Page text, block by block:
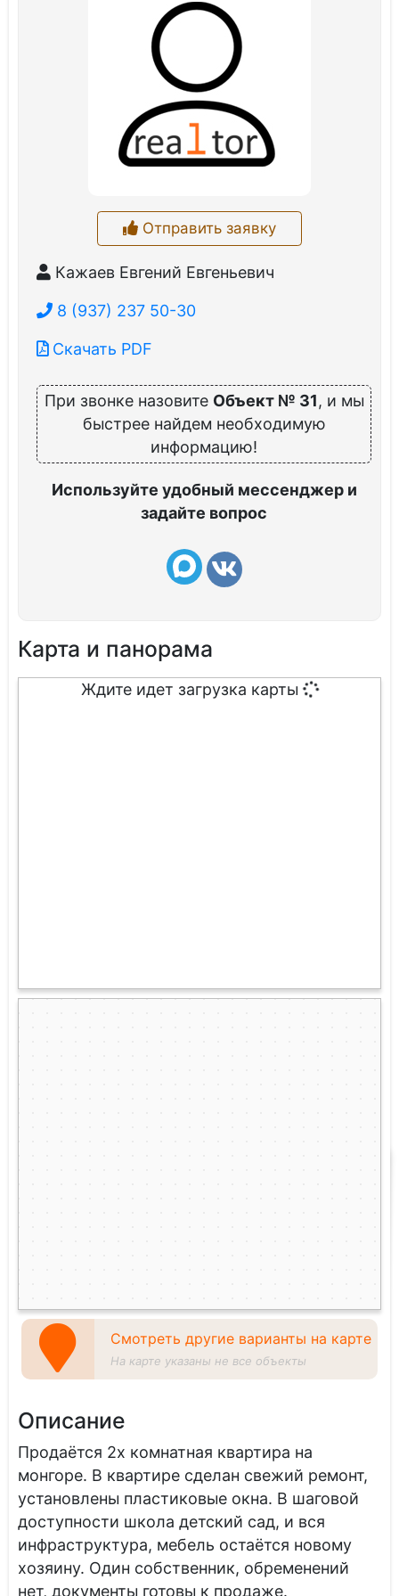
Отправить заявку
Кажаев Евгений Евгеньевич
8 (937) 237 50-30
Скачать PDF
При звонке назовите Объект № 31, и мы
быстрее найдем необходимую
информацию!
Используйте удобный мессенджер и
задайте вопрос
Карта и панорама
Ждите идет загрузка карты
Смотреть другие варианты на карте
На карте указаны не все объекты
Описание
Продаётся 2х комнатная квартира на
монгоре. В квартире сделан свежий ремонт,
установлены пластиковые окна. В шаговой
доступности школа детский сад, и вся
инфраструктура, мебель остаётся новому
хозяину. Один собственник, обременений
нет, документы готовы к продаже.